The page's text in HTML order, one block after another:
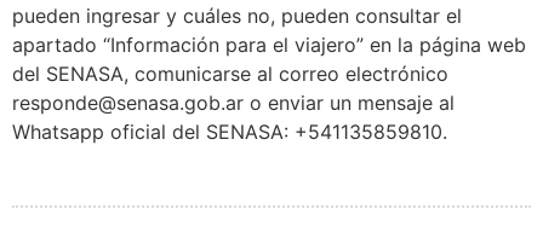
pueden ingresar y cuáles no, pueden consultar el
apartado “Información para el viajero” en la página web
del SENASA, comunicarse al correo electrónico
responde@senasa.gob.ar o enviar un mensaje al
Whatsapp oficial del SENASA: +541135859810.